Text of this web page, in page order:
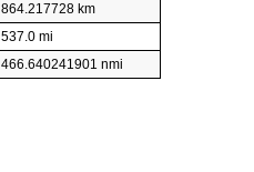
864.217728 km
537.0 mi
466.640241901 nmi